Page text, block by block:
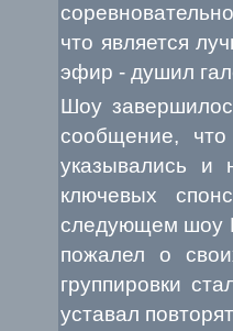
что является
эфир - душил
Шоу
сообщение,
указывались
ключевых
следующем шоу
пожалел о
группировки
уставал